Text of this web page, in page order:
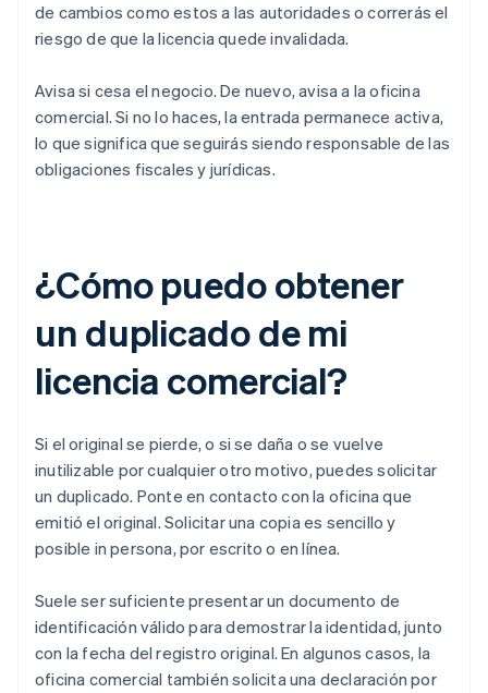
de cambios como estos a las autoridades o correrás el
riesgo de que la licencia quede invalidada.
Avisa si cesa el negocio. De nuevo, avisa a la oficina
comercial. Si no lo haces, la entrada permanece activa,
lo que significa que seguirás siendo responsable de las
obligaciones fiscales y jurídicas.
¿Cómo puedo obtener
un duplicado de mi
licencia comercial?
Si el original se pierde, o si se daña o se vuelve
inutilizable por cualquier otro motivo, puedes solicitar
un duplicado. Ponte en contacto con la oficina que
emitió el original. Solicitar una copia es sencillo y
posible in persona, por escrito o en línea.
Suele ser suficiente presentar un documento de
identificación válido para demostrar la identidad, junto
con la fecha del registro original. En algunos casos, la
oficina comercial también solicita una declaración por